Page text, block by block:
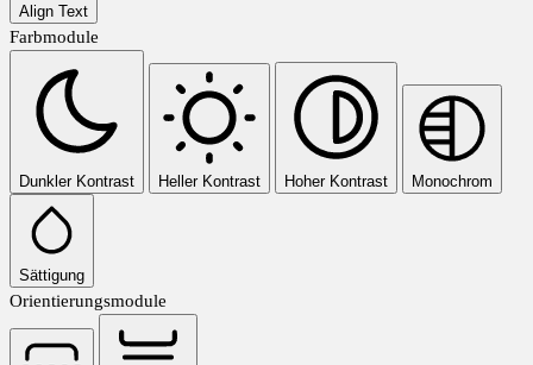
Align Text
Farbmodule
Dunkler Kontrast Heller Kontrast Hoher Kontrast Monochrom
Sättigung
Orientierungsmodule